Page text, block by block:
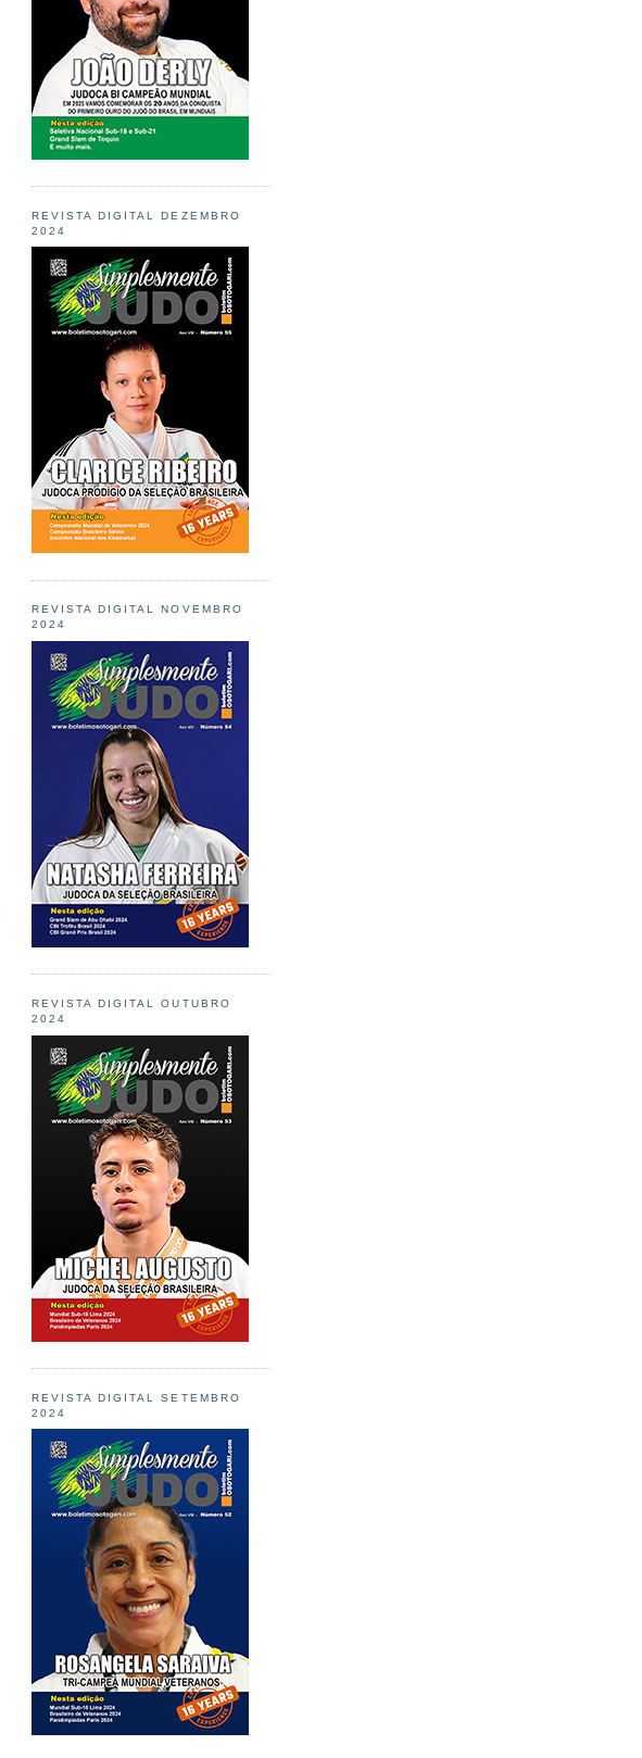
REVISTA DIGITAL DEZEMBRO
2024
REVISTA DIGITAL NOVEMBRO
2024
REVISTA DIGITAL OUTUBRO
2024
REVISTA DIGITAL SETEMBRO
2024